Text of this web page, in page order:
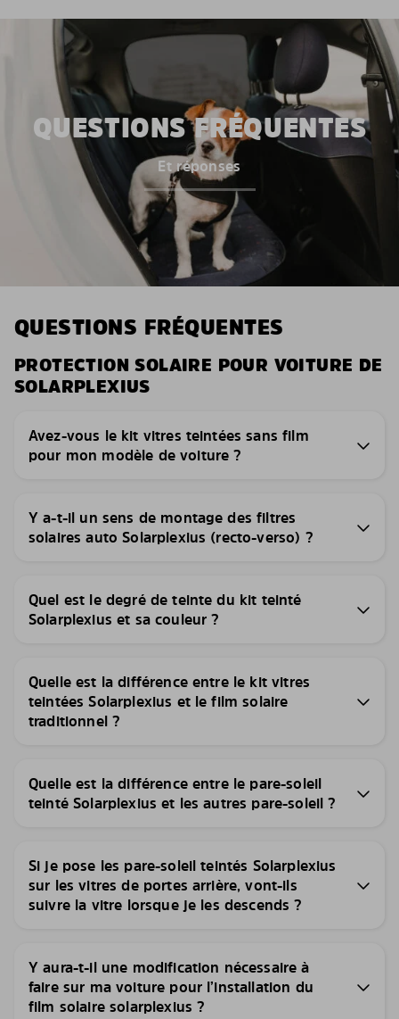
QUESTIONS FRÉQUENTES
Et réponses
QUESTIONS FRÉQUENTES
PROTECTION SOLAIRE POUR VOITURE DE
SOLARPLEXIUS
Avez-vous le kit vitres teintées sans film
pour mon modèle de voiture ?
Y a-t-il un sens de montage des filtres
solaires auto Solarplexius (recto-verso) ?
Quel est le degré de teinte du kit teinté
Solarplexius et sa couleur ?
Quelle est la différence entre le kit vitres
teintées Solarplexius et le film solaire
traditionnel ?
Quelle est la différence entre le pare-soleil
teinté Solarplexius et les autres pare-soleil ?
Si je pose les pare-soleil teintés Solarplexius
sur les vitres de portes arrière, vont-ils
suivre la vitre lorsque je les descends ?
Y aura-t-il une modification nécessaire à
faire sur ma voiture pour l’installation du
film solaire solarplexius ?